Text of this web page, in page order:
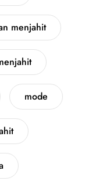
menjahit
mode